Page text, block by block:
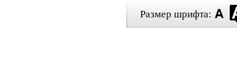
Размер шрифта: